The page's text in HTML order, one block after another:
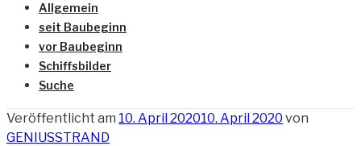
Allgemein
seit Baubeginn
vor Baubeginn
Schiffsbilder
Suche
Veröffentlicht am 10. April 202010. April 2020 von
GENIUSSTRAND